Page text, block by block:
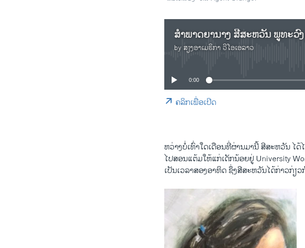
ສຳພາດຍານາງ ສີສະຫວັນ ພູທະວົງ
by ສຽງອາເມຣິກາ ວີໂອເອລາວ
0:00
ຄລິກເພື່ອເປີດ
ຫວ່າງ​ບໍ່​ເທົ່າ​ໃດ​ເດືອນ​ທີ່​ຜ່ານມາ​ນີ້ ສີສະ​ຫວັນ ​ໄດ້
ໄປ​ສອນ​ແຕ້ມ​ໃຫ້​ແກ່​ເດັກນ້ອຍ​ຢູ່ University
ເປັນ​ເວລາ​ສອງ​ອາທິດ ຊຶ່ງ​ສີສະ​ຫວັນ​ໄດ້​ກ່າວ​ກ່ຽວ​